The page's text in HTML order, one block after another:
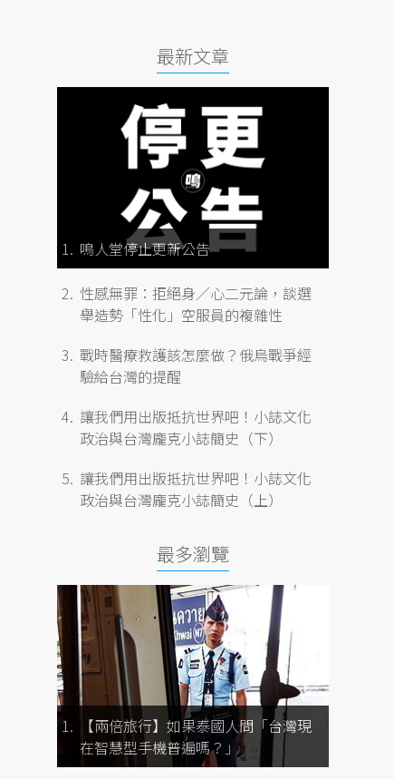
最新文章
鳴人堂停止更新公告
性感無罪：拒絕身／心二元論，談選
舉造勢「性化」空服員的複雜性
戰時醫療救護該怎麼做？俄烏戰爭經
驗給台灣的提醒
讓我們用出版抵抗世界吧！小誌文化
政治與台灣龐克小誌簡史（下）
讓我們用出版抵抗世界吧！小誌文化
政治與台灣龐克小誌簡史（上）
最多瀏覽
【兩倍旅行】如果泰國人問「台灣現
在智慧型手機普遍嗎？」